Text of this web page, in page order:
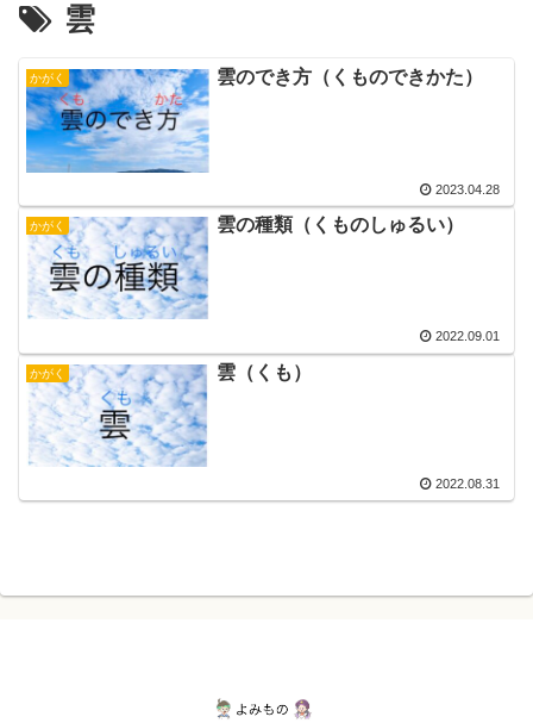
雲
かがく 雲のでき方（くものできかた）
2023.04.28
かがく 雲の種類（くものしゅるい）
2022.09.01
かがく 雲（くも）
2022.08.31